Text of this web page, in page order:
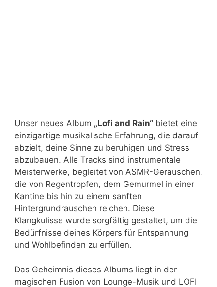
Unser neues Album „Lofi and Rain“ bietet eine
einzigartige musikalische Erfahrung, die darauf
abzielt, deine Sinne zu beruhigen und Stress
abzubauen. Alle Tracks sind instrumentale
Meisterwerke, begleitet von ASMR-Geräuschen,
die von Regentropfen, dem Gemurmel in einer
Kantine bis hin zu einem sanften
Hintergrundrauschen reichen. Diese
Klangkulisse wurde sorgfältig gestaltet, um die
Bedürfnisse deines Körpers für Entspannung
und Wohlbefinden zu erfüllen.
Das Geheimnis dieses Albums liegt in der
magischen Fusion von Lounge-Musik und LOFI